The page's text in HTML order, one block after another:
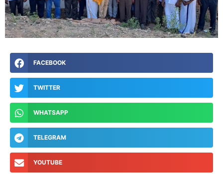
FACEBOOK
TWITTER
WHATSAPP
TELEGRAM
YOUTUBE